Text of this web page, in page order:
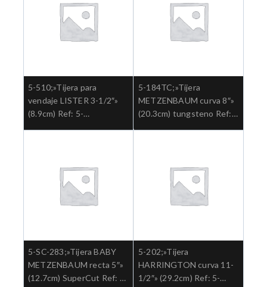
5-510;»Tijera para
vendaje LISTER 3-1/2″»
(8.9cm) Ref: 5-
5-184TC;»Tijera
METZENBAUM curva 8″»
(20.3cm) tungsteno Ref:
5-SC-283;»Tijera BABY
METZENBAUM recta 5″»
(12.7cm) SuperCut Ref: 5-
5-202;»Tijera
HARRINGTON curva 11-
1/2″» (29.2cm) Ref: 5-